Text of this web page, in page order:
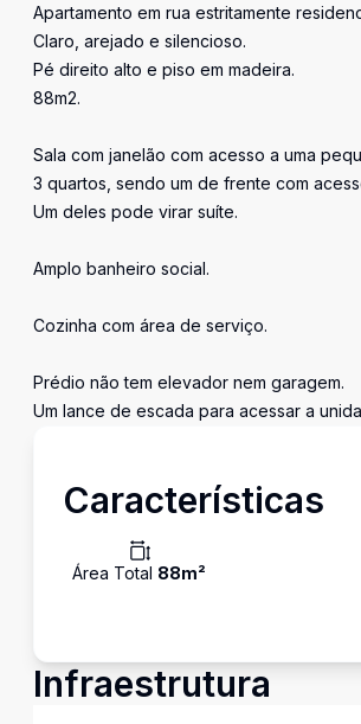
Apartamento em rua estritamente
Claro, arejado e silencioso.
Pé direito alto e piso em madeira.
88m2.
Sala com janelão com acesso a uma
3 quartos, sendo um de frente com
Um deles pode virar suíte.
Amplo banheiro social.
Cozinha com área de serviço.
Prédio não tem elevador nem garagem.
Um lance de escada para acessar a
Características
Área Total 88m²
Infraestrutura